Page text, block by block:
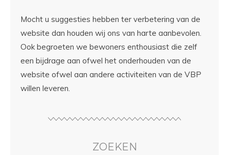
Mocht u suggesties hebben ter verbetering van de
website dan houden wij ons van harte aanbevolen.
Ook begroeten we bewoners enthousiast die zelf
een bijdrage aan ofwel het onderhouden van de
website ofwel aan andere activiteiten van de VBP
willen leveren.
ZOEKEN